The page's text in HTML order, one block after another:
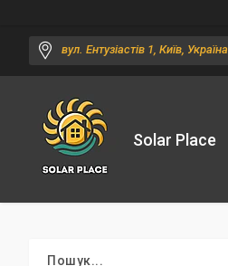
вул. Ентузіастів 1, Київ, Україна
Solar Place